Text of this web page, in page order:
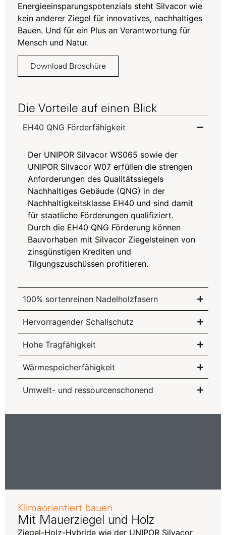
Energieeinsparungspotenzials steht Silvacor wie
kein anderer Ziegel für innovatives, nachhaltiges
Bauen. Und für ein Plus an Verantwortung für
Mensch und Natur.
Download Broschüre
Die Vorteile auf einen Blick
EH40 QNG Förderfähigkeit
Der UNIPOR Silvacor WS065 sowie der
UNIPOR Silvacor W07 erfüllen die strengen
Anforderungen des Qualitätssiegels
Nachhaltiges Gebäude (QNG) in der
Nachhaltigkeitsklasse EH40 und sind damit
für staatliche Förderungen qualifiziert.
Durch die EH40 QNG Förderung können
Bauvorhaben mit Silvacor Ziegelsteinen von
zinsgünstigen Krediten und
Tilgungszuschüssen profitieren.
100% sortenreinen Nadelholzfasern
Hervorragender Schallschutz
Hohe Tragfähigkeit
Wärmespeicherfähigkeit
Umwelt- und ressourcenschonend
Klimaorientiert bauen
Mit Mauerziegel und Holz
Ziegel-Holz-Hybride wie der UNIPOR Silvacor